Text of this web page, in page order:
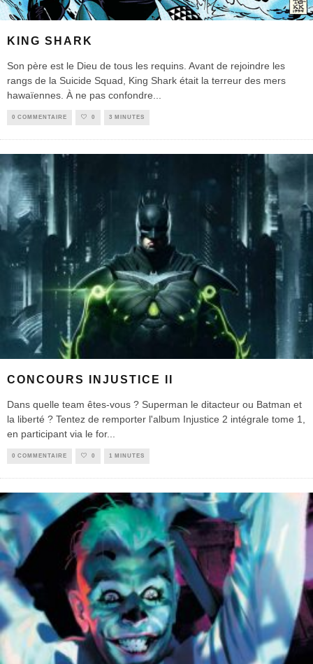
KING SHARK
Son père est le Dieu de tous les requins. Avant de rejoindre les
rangs de la Suicide Squad, King Shark était la terreur des mers
hawaïennes. À ne pas confondre...
0 COMMENTAIRE 0 3 MINUTES
CONCOURS INJUSTICE II
Dans quelle team êtes-vous ? Superman le ditacteur ou Batman et
la liberté ? Tentez de remporter l'album Injustice 2 intégrale tome 1,
en participant via le for...
0 COMMENTAIRE 0 1 MINUTES